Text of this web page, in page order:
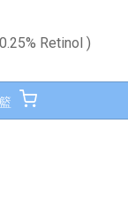
Retinol )